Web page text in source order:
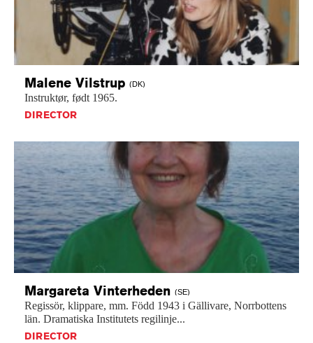
Malene Vilstrup (DK)
Instruktør, født 1965.
DIRECTOR
Margareta Vinterheden (SE)
Regissör, klippare, mm. Född 1943 i Gällivare, Norrbottens
län. Dramatiska Institutets regilinje...
DIRECTOR